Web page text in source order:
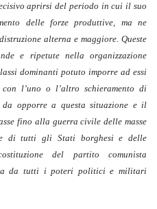
aprirsi del periodo in cui il suo
delle forze produttive, ma ne
alterna e maggiore. Queste
e ripetute nella organizzazione
dominanti potuto imporre ad essi
l’uno o l’altro schieramento di
opporre a questa situazione e il
fino alla guerra civile delle masse
di tutti gli Stati borghesi e delle
del partito comunista
da tutti i poteri politici e militari